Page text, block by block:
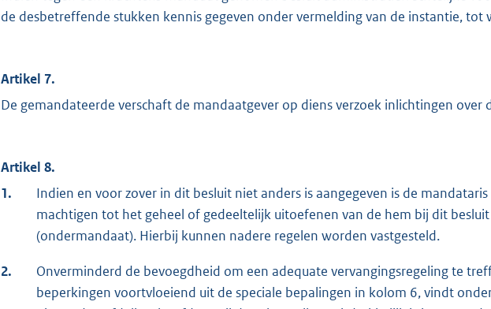
de desbetreffende stukken kennis gegeven onder vermelding van de instantie, tot
Artikel 7.
De gemandateerde verschaft de mandaatgever op diens verzoek inlichtingen
Artikel 8.
1.
Indien en voor zover in dit besluit niet anders is aangegeven is de
machtigen tot het geheel of gedeeltelijk uitoefenen van de hem bij dit
(ondermandaat). Hierbij kunnen nadere regelen worden vastgesteld.
2.
Onverminderd de bevoegdheid om een adequate vervangingsregeling te
beperkingen voortvloeiend uit de speciale bepalingen in kolom 6, vindt